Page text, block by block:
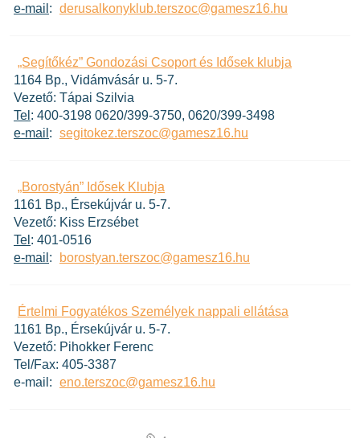
e-mail : derusalkonyklub.terszoc@gamesz16.hu
„Segítőkéz” Gondozási Csoport és Idősek klubja
1164 Bp., Vidámvásár u. 5-7.
Vezető: Tápai Szilvia
Tel : 400-3198 0620/399-3750, 0620/399-3498
e-mail : segitokez.terszoc@gamesz16.hu
„Borostyán” Idősek Klubja
1161 Bp., Érsekújvár u. 5-7.
Vezető: Kiss Erzsébet
Tel : 401-0516
e-mail : borostyan.terszoc@gamesz16.hu
Értelmi Fogyatékos Személyek nappali ellátása
1161 Bp., Érsekújvár u. 5-7.
Vezető: Pihokker Ferenc
Tel/Fax: 405-3387
e-mail: eno.terszoc@gamesz16.hu